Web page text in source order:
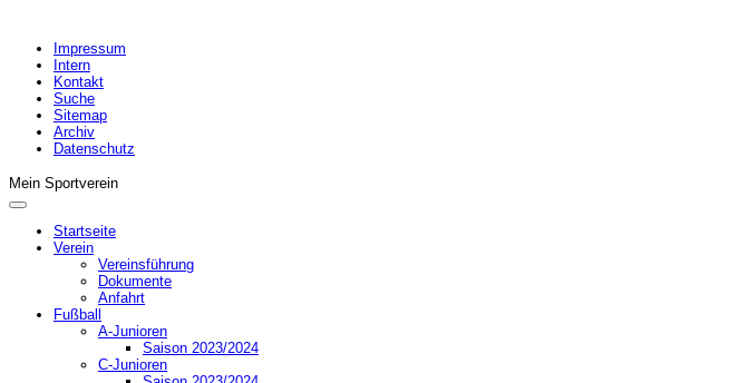
Impressum
Intern
Kontakt
Suche
Sitemap
Archiv
Datenschutz
Mein Sportverein
Startseite
Verein
Vereinsführung
Dokumente
Anfahrt
Fußball
A-Junioren
Saison 2023/2024
C-Junioren